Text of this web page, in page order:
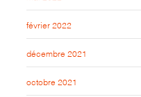
février 2022
décembre 2021
octobre 2021